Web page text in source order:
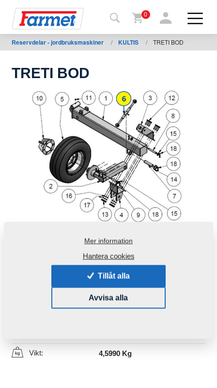
shop
Mina
maskiner
nedladdning
0
Reservdelar - jordbruksmaskiner / KULTIS / TRETI BOD
TRETI BOD
m8620011493
Den här komponenten är brukbar även för följande
Vikt: 4,5990 Kg
Mer information
Hantera cookies
Tillåt alla
Avvisa alla